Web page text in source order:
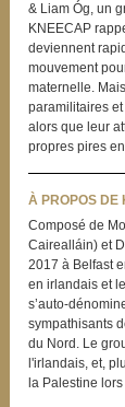
& Liam Óg, un
KNEECAP
deviennent
mouvement
maternelle.
paramilitaires
alors que leur
propres pires
À PROPOS DE
Composé de
Cairealláin) et
2017 à Belfast
en irlandais et
s’auto-
sympathisants
du Nord. Le
l'irlandais, et,
la Palestine